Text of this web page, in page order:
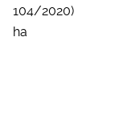
104/2020)
ha